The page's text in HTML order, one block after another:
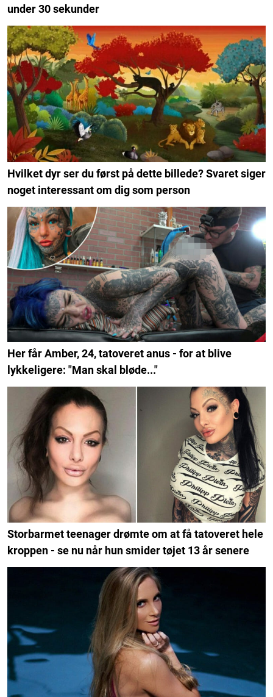
under 30 sekunder
Hvilket dyr ser du først på dette billede? Svaret siger
noget interessant om dig som person
Her får Amber, 24, tatoveret anus - for at blive
lykkeligere: "Man skal bløde..."
Storbarmet teenager drømte om at få tatoveret hele
kroppen - se nu når hun smider tøjet 13 år senere